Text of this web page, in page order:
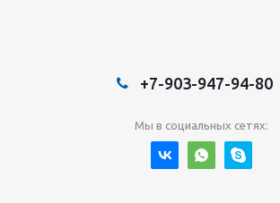
+7-903-947-94-80
Мы в социальных сетях: